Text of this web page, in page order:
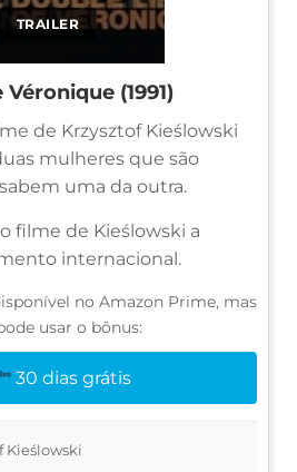
TRAILER
(1991)
de Krzysztof Kieślowski
mulheres que são
uma da outra.
filme de Kieślowski a
internacional.
no Amazon Prime, mas
usar o bônus:
30 dias grátis
Kieślowski